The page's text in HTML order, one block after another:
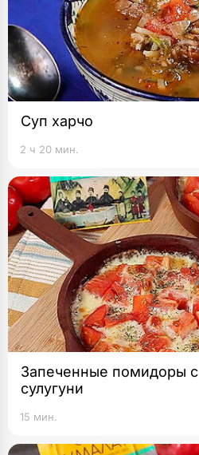
Суп харчо
2 ч 20 мин.
Запеченные помидоры с
сулугуни
15 мин.